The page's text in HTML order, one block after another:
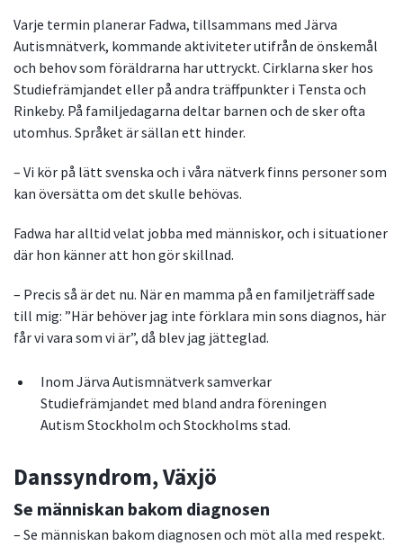
Varje termin planerar Fadwa, tillsammans med Järva
Autismnätverk, kommande aktiviteter utifrån de önskemål
och behov som föräldrarna har uttryckt. Cirklarna sker hos
Studiefrämjandet eller på andra träffpunkter i Tensta och
Rinkeby. På familjedagarna deltar barnen och de sker ofta
utomhus. Språket är sällan ett hinder.
– Vi kör på lätt svenska och i våra nätverk finns personer som
kan översätta om det skulle behövas.
Fadwa har alltid velat jobba med människor, och i situationer
där hon känner att hon gör skillnad.
– Precis så är det nu. När en mamma på en familjeträff sade
till mig: ”Här behöver jag inte förklara min sons diagnos, här
får vi vara som vi är”, då blev jag jätteglad.
Inom Järva Autismnätverk samverkar
Studiefrämjandet med bland andra föreningen
Autism Stockholm och Stockholms stad.
Danssyndrom, Växjö
Se människan bakom diagnosen
– Se människan bakom diagnosen och möt alla med respekt.